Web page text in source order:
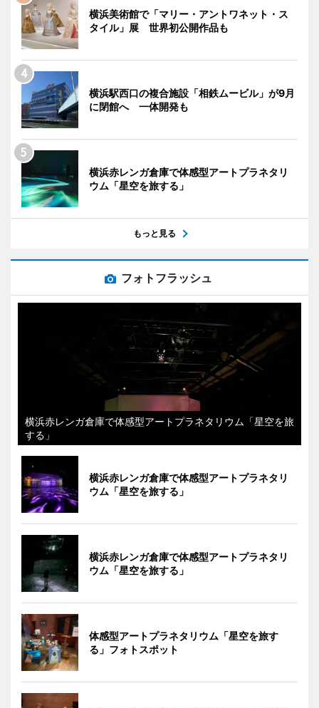
横浜美術館で「マリー・アントワネット・ス
タイル」展 世界初公開作品も
横浜駅西口の複合施設「相鉄ムービル」が9月
に閉館へ 一体開発も
横浜赤レンガ倉庫で体感型アートプラネタリ
ウム「星空を旅する」
もっと見る
フォトフラッシュ
横浜赤レンガ倉庫で体感型アートプラネタリウム「星空を旅
する」
横浜赤レンガ倉庫で体感型アートプラネタリ
ウム「星空を旅する」
横浜赤レンガ倉庫で体感型アートプラネタリ
ウム「星空を旅する」
体感型アートプラネタリウム「星空を旅す
る」フォトスポット